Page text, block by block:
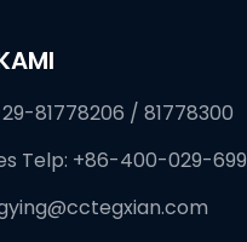
81778206 / 81778300
Telp: +86-400-029-699